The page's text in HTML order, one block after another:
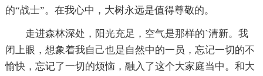
的“战士”。在我心中，大树永远是值得尊敬的。
走进森林深处，阳光充足，空气是那样的`清新。我
闭上眼，想象着我自己也是自然中的一员，忘记一切的不
愉快，忘记了一切的烦恼，融入了这个大家庭当中。和大